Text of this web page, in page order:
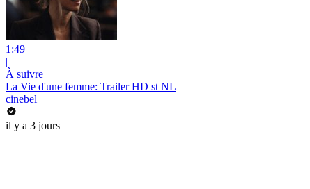
1:49
|
À suivre
La Vie d'une femme: Trailer HD st NL
cinebel
il y a 3 jours